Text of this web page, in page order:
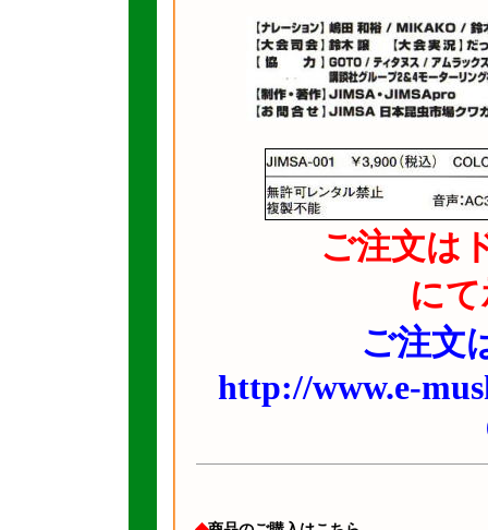
ご注文は
に
ご注文
http://www.e-